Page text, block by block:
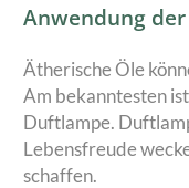
Anwendung
Ätherische Öle
Am bekanntesten
Duftlampe.
Lebensfreude
schaffen.